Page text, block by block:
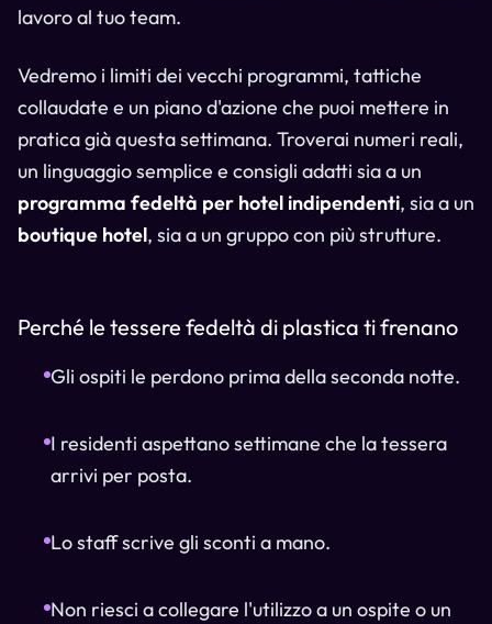
lavoro al tuo team.
Vedremo i limiti dei vecchi programmi, tattiche
collaudate e un piano d'azione che puoi mettere in
pratica già questa settimana. Troverai numeri reali,
un linguaggio semplice e consigli adatti sia a un
programma fedeltà per hotel indipendenti, sia a un
boutique hotel, sia a un gruppo con più strutture.
Perché le tessere fedeltà di plastica ti frenano
Gli ospiti le perdono prima della seconda notte.
I residenti aspettano settimane che la tessera
arrivi per posta.
Lo staff scrive gli sconti a mano.
Non riesci a collegare l'utilizzo a un ospite o un